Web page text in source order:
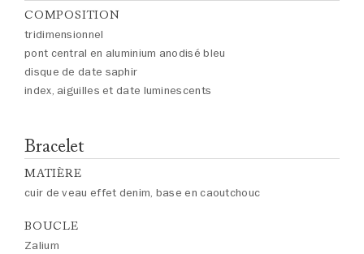
COMPOSITION
tridimensionnel
pont central en aluminium anodisé bleu
disque de date saphir
index, aiguilles et date luminescents
Bracelet
MATIÈRE
cuir de veau effet denim, base en caoutchouc
BOUCLE
Zalium